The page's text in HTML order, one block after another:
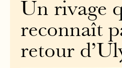
Un rivage
reconnaît
retour